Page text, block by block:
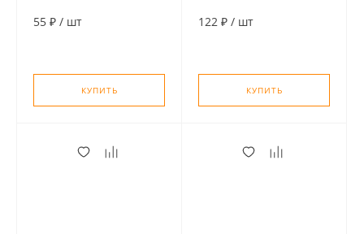
55 ₽ / шт
КУПИТЬ
122 ₽ / шт
КУПИТЬ